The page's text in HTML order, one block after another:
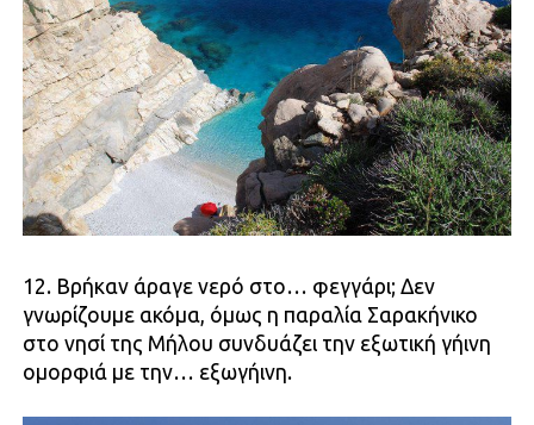
12. Βρήκαν άραγε νερό στο… φεγγάρι; Δεν
γνωρίζουμε ακόμα, όμως η παραλία Σαρακήνικο
στο νησί της Μήλου συνδυάζει την εξωτική γήινη
ομορφιά με την… εξωγήινη.